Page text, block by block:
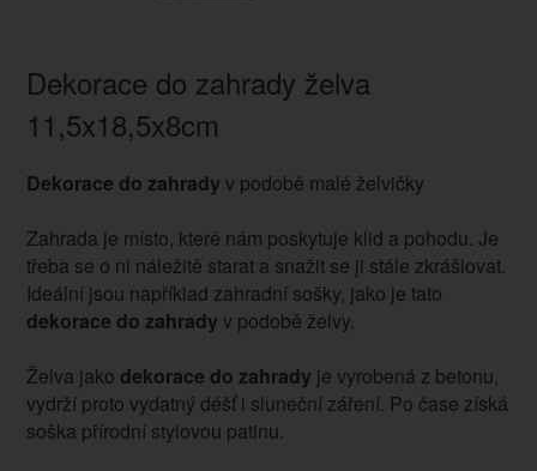
Dekorace do zahrady želva
11,5x18,5x8cm
Dekorace do zahrady v podobě malé želvičky
Zahrada je místo, které nám poskytuje klid a pohodu. Je
třeba se o ni náležitě starat a snažit se ji stále zkrášlovat.
Ideální jsou například zahradní sošky, jako je tato
dekorace do zahrady v podobě želvy.
Želva jako dekorace do zahrady je vyrobená z betonu,
vydrží proto vydatný déšť i sluneční záření. Po čase získá
soška přírodní stylovou patinu.